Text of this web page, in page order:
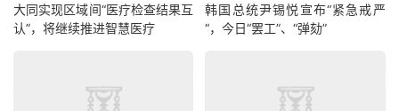
大同实现区域间“医疗检查结果互
认”，将继续推进智慧医疗
韩国总统尹锡悦宣布“紧急戒严
“，今日“罢工”、“弹劾”